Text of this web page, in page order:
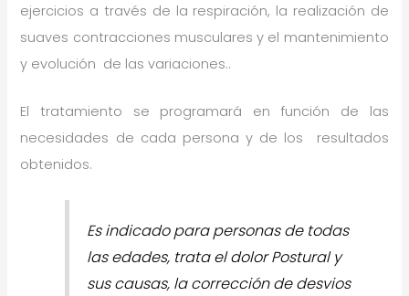
ejercicios a través de la respiración, la realización de
suaves contracciones musculares y el mantenimiento
y evolución de las variaciones..
El tratamiento se programará en función de las
necesidades de cada persona y de los resultados
obtenidos.
Es indicado para personas de todas
las edades, trata el dolor Postural y
sus causas, la corrección de desvios